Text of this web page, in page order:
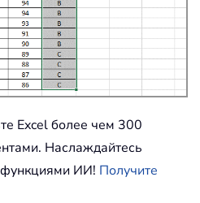
Excel более чем 300
Наслаждайтесь
функциями ИИ! Получите